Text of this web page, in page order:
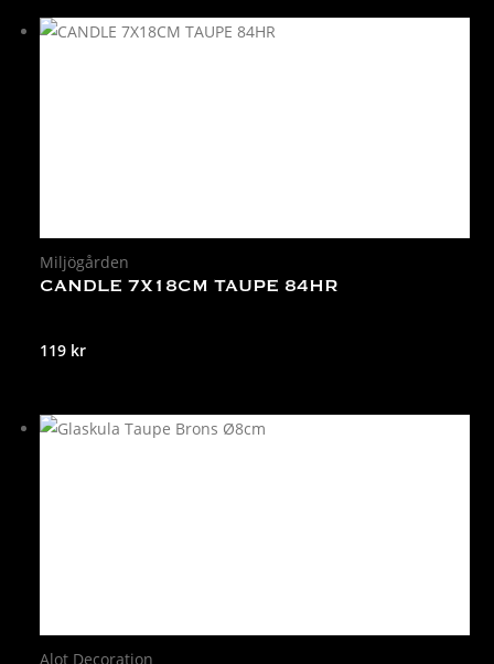
Miljögården
CANDLE 7X18CM TAUPE 84HR
119 kr
Alot Decoration